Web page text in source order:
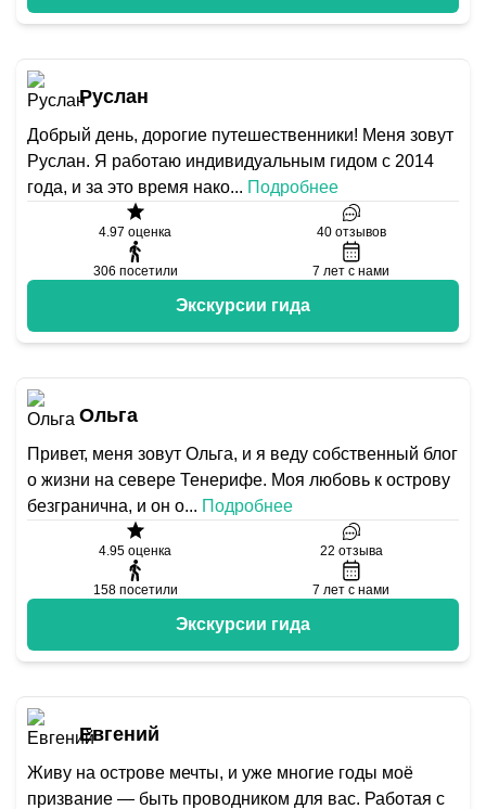
Руслан
Добрый день, дорогие путешественники! Меня зовут
Руслан. Я работаю индивидуальным гидом с 2014
года, и за это время нако... Подробнее
4.97 оценка 40 отзывов
306 посетили 7 лет с нами
Экскурсии гида
Ольга
Привет, меня зовут Ольга, и я веду собственный блог
о жизни на севере Тенерифе. Моя любовь к острову
безгранична, и он о... Подробнее
4.95 оценка 22 отзыва
158 посетили 7 лет с нами
Экскурсии гида
Евгений
Живу на острове мечты, и уже многие годы моё
призвание — быть проводником для вас. Работая с